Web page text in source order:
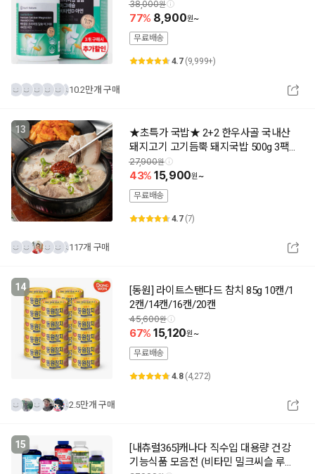
할인)
38,000
77 8,900
~
무료배송
4.7 (9,999+)
10.2만개 구매
13
★초특가 국밥★ 2+2 한우사골 국내산
돼지고기 고기듬뿍 돼지국밥 500g 3팩 /
5팩 / 10팩
27,900
43 15,900
~
무료배송
4.7 (7)
117개 구매
14
[동원] 라이트스탠다드 참치 85g 10캔/1
2캔/14캔/16캔/20캔
45,600
67 15,120
~
무료배송
4.8 (4,272)
2.5만개 구매
15
[내츄럴365]캐나다 직수입 대용량 건강
기능식품 모음전 (비타민 밀크씨슬 루테